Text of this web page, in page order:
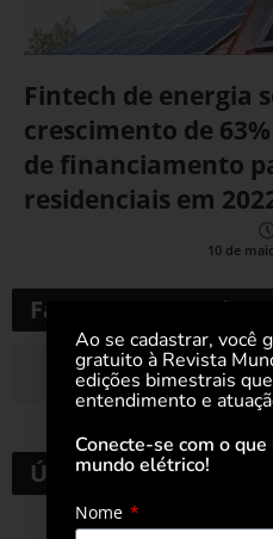
Fintech de energia
crescimento de
de financiamento
residenciais em
10 de
Faça uma pesquisa
Últimas notícias
Ao se cadastrar, você
gratuito à Revista
edições bimestrais
entendimento e
Conecte-se com o
mundo elétrico!
Nome